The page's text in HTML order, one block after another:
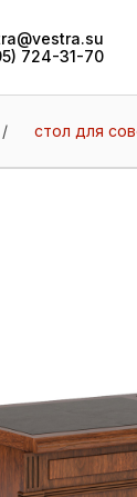
724-31-70
/ стол для